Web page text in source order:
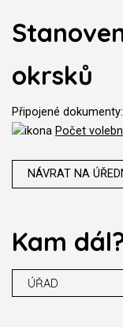
okrsků
Připojené dokumenty:
Počet
NÁVRAT NA
Kam
ÚŘAD